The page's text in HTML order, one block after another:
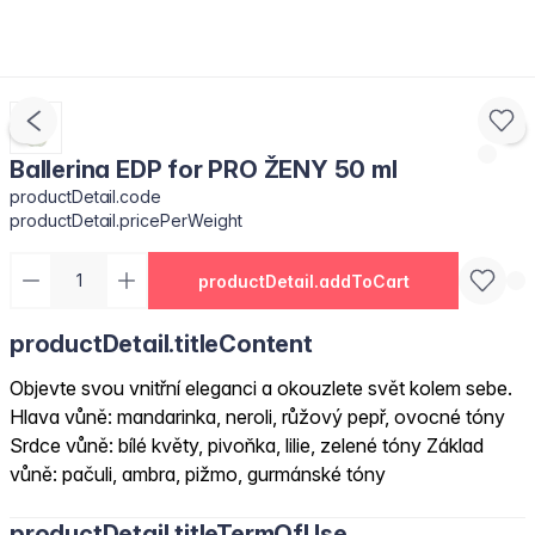
Ballerina EDP for PRO ŽENY 50 ml
productDetail.code
productDetail.pricePerWeight
productDetail.addToCart
productDetail.titleContent
Objevte svou vnitřní eleganci a okouzlete svět kolem sebe.
Hlava vůně: mandarinka, neroli, růžový pepř, ovocné tóny
Srdce vůně: bílé květy, pivoňka, lilie, zelené tóny Základ
vůně: pačuli, ambra, pižmo, gurmánské tóny